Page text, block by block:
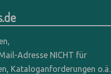
Adresse NICHT für
Kataloganforderungen o.ä.